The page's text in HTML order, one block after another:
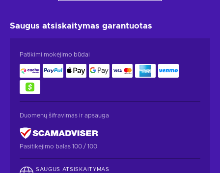
Saugus atsiskaitymas garantuotas
Patikimi mokėjimo būdai
Duomenų šifravimas ir apsauga
Pasitikėjimo balas 100 / 100
SAUGUS ATSISKAITYMAS